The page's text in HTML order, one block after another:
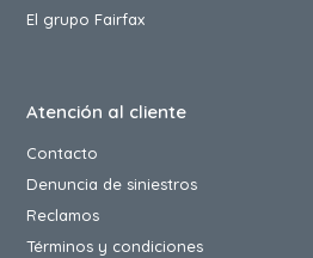
El grupo Fairfax
Atención al cliente
Contacto
Denuncia de siniestros
Reclamos
Términos y condiciones